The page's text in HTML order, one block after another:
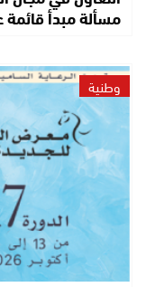
مسألة مبدأ
وطنية